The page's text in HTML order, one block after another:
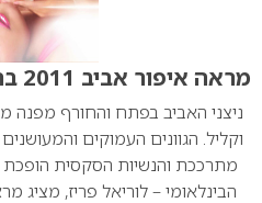
מראה איפור אביב 2011 ברבור ורוד – לוריאל פריז
ניצני האביב בפתח והחורף מפנה
וקליל. הגוונים העמוקים
מתרככת והנשיות הסקסית הופכת